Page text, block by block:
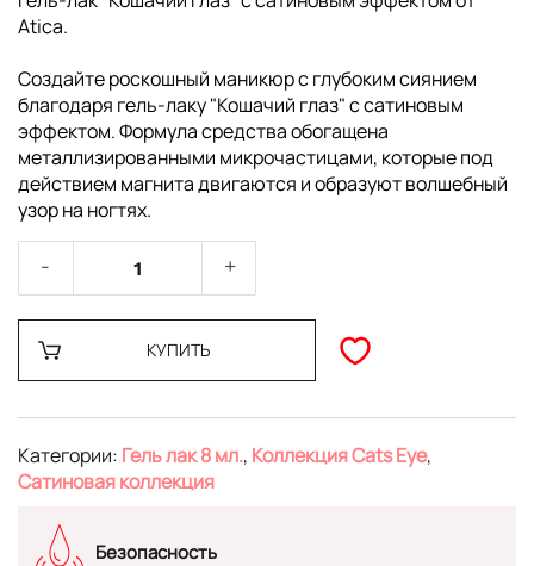
Atica.
Создайте роскошный маникюр с глубоким сиянием
благодаря гель-лаку "Кошачий глаз" с сатиновым
эффектом. Формула средства обогащена
металлизированными микрочастицами, которые под
действием магнита двигаются и образуют волшебный
узор на ногтях.
КУПИТЬ
Категории: Гель лак 8 мл., Коллекция Cats Eye,
Сатиновая коллекция
Безопасность